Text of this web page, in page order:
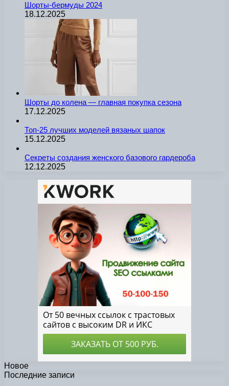
Шорты-бермуды 2024
18.12.2025
Шорты до колена — главная покупка сезона
17.12.2025
Топ-25 лучших моделей вязаных шапок
15.12.2025
Секреты создания женского базового гардероба
12.12.2025
Новое
Последние записи